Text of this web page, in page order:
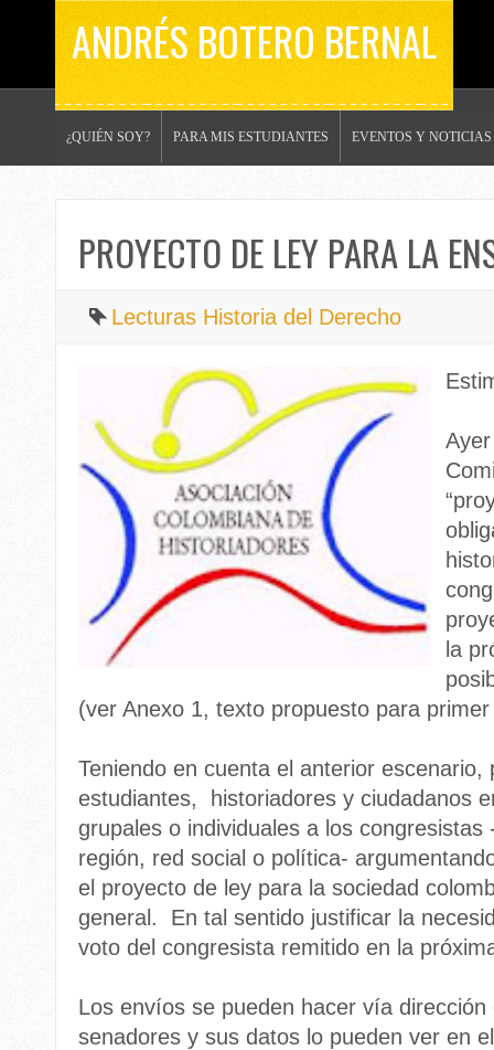
ANDRÉS BOTERO BERNAL
¿QUIÉN SOY? PARA MIS ESTUDIANTES EVENTOS Y NOTICIAS
PROYECTO DE LEY PARA LA
Lecturas Historia del Derecho
la
(ver Anexo 1, texto propuesto para
Teniendo en cuenta el anterior
estudiantes, historiadores y ciudadanos
grupales o individuales a los
región, red social o política-
el proyecto de ley para la sociedad
general. En tal sentido justificar la
voto del congresista remitido en la
Los envíos se pueden hacer vía
senadores y sus datos lo pueden ver en